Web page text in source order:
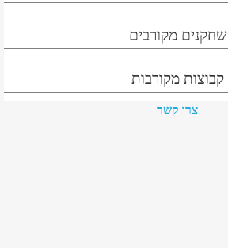
שחקנים מקורבים
קבוצות מקורבות
צרו קשר